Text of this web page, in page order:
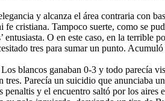
y alcanza el área contraria con
cristiana. Tampoco suerte, como se
O en este caso, en la terrible
tres para sumar un punto.
blancos ganaban 0-3 y todo parecía
Parecía un suicidio que anunciaba
y el encuentro saltó por los aires